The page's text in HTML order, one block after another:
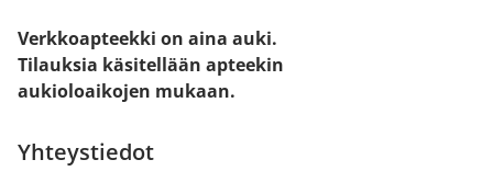
Verkkoapteekki on aina auki.
Tilauksia käsitellään apteekin
aukioloaikojen mukaan.
Yhteystiedot